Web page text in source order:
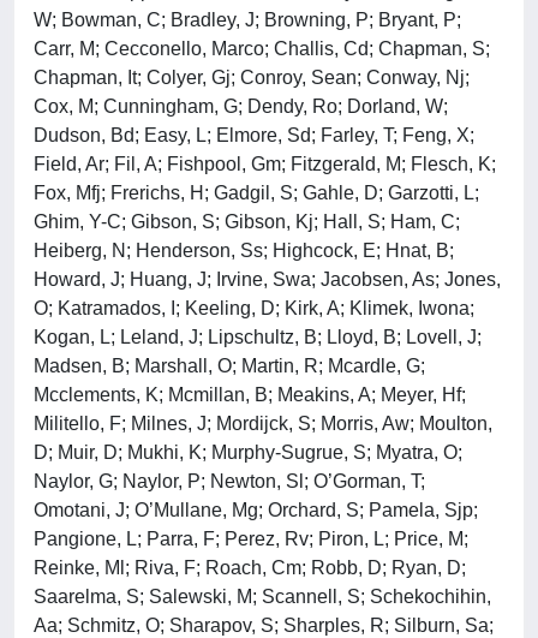
W; Bowman, C; Bradley, J; Browning, P; Bryant, P;
Carr, M; Cecconello, Marco; Challis, Cd; Chapman, S;
Chapman, It; Colyer, Gj; Conroy, Sean; Conway, Nj;
Cox, M; Cunningham, G; Dendy, Ro; Dorland, W;
Dudson, Bd; Easy, L; Elmore, Sd; Farley, T; Feng, X;
Field, Ar; Fil, A; Fishpool, Gm; Fitzgerald, M; Flesch, K;
Fox, Mfj; Frerichs, H; Gadgil, S; Gahle, D; Garzotti, L;
Ghim, Y-C; Gibson, S; Gibson, Kj; Hall, S; Ham, C;
Heiberg, N; Henderson, Ss; Highcock, E; Hnat, B;
Howard, J; Huang, J; Irvine, Swa; Jacobsen, As; Jones,
O; Katramados, I; Keeling, D; Kirk, A; Klimek, Iwona;
Kogan, L; Leland, J; Lipschultz, B; Lloyd, B; Lovell, J;
Madsen, B; Marshall, O; Martin, R; Mcardle, G;
Mcclements, K; Mcmillan, B; Meakins, A; Meyer, Hf;
Militello, F; Milnes, J; Mordijck, S; Morris, Aw; Moulton,
D; Muir, D; Mukhi, K; Murphy-Sugrue, S; Myatra, O;
Naylor, G; Naylor, P; Newton, Sl; O’Gorman, T;
Omotani, J; O’Mullane, Mg; Orchard, S; Pamela, Sjp;
Pangione, L; Parra, F; Perez, Rv; Piron, L; Price, M;
Reinke, Ml; Riva, F; Roach, Cm; Robb, D; Ryan, D;
Saarelma, S; Salewski, M; Scannell, S; Schekochihin,
Aa; Schmitz, O; Sharapov, S; Sharples, R; Silburn, Sa;